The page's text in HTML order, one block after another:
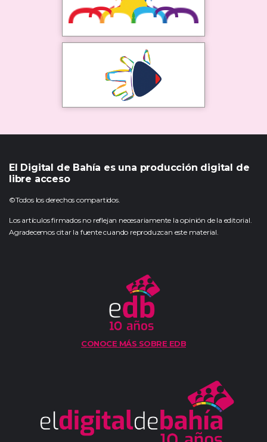
El Digital de Bahía es una producción digital de
libre acceso
©Todos los derechos compartidos.
Los artículos firmados no reflejan necesariamente la opinión de la editorial.
Agradecemos citar la fuente cuando reproduzcan este material.
CONOCE MÁS SOBRE EDB